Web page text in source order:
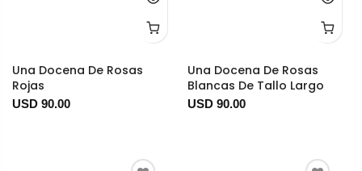
Una Docena De Rosas
Rojas
USD 90.00
Una Docena De Rosas
Blancas De Tallo Largo
USD 90.00